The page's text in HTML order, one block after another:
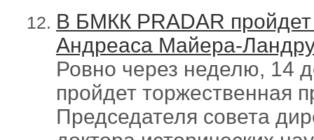
В БМКК PRADAR пройдет
Андреаса Майера-
Ровно через неделю, 14
пройдет торжественная
Председателя совета